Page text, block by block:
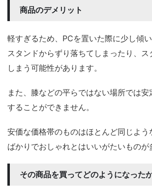
商品のデメリット
軽すぎるため、PCを置いた際に少し傾
スタンドからずり落ちてしまったり、ス
しまう可能性があります。
また、膝などの平らではない場所では
することができません。
安価な価格帯のものはほとんど同じよ
ばかりでおしゃれとはいいがたいものが
その商品を買ってどのようになった